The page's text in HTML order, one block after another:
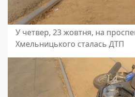
У четвер, 23 жовтня, на
Хмельницького сталась ДТП